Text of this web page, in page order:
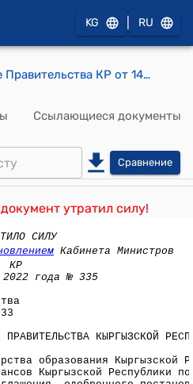
KG RU
Постановление Правительства КР от 14 июля 2004 года N 533 "О работе Министерства образования Кыргызской Республики и Министерства финансов Кыргызской Республики по выполнению Ресурсного соглашения, одобренного постановлением Правительства Кыргызской Республики от 3 сентября 2002 года N 604 "О совершенствовании (реформировании) системы государственных органов исполнительной власти в области образования, культуры и архивного дела"
Ссылающиеся документы
Сравнение
утратил силу!